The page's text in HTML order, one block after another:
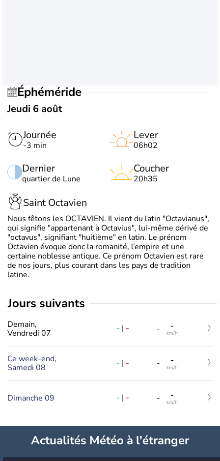
Éphéméride
Jeudi 6 août
Journée
-3 min
Dernier
quartier de Lune
Lever
06h02
Coucher
20h35
Saint Octavien
Nous fêtons les OCTAVIEN. Il vient du latin "Octavianus",
qui signifie "appartenant à Octavius", lui-même dérivé de
"octavus", signifiant "huitième" en latin. Le prénom
Octavien évoque donc la romanité, l’empire et une
certaine noblesse antique. Ce prénom Octavien est rare
de nos jours, plus courant dans les pays de tradition
latine.
jours suivants
Demain,
Vendredi 07
- | - - -
km/h
Ce week-end,
Samedi 08
- | - - -
km/h
Dimanche 09 - | - - -
km/h
Actualités Météo à l'étranger